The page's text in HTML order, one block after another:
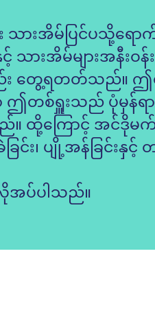
ားအိမ်ပြင်ပသို့ရေ
င့် သားအိမ်များအနီ
း တွေ့ရတတ်သည်။ ဤ
ဤတစ်ရှူးသည် ပုံမှန်
မည်။ ထို့ကြောင့် အင်
း၊ ပျို့အန်ခြင်းနှင့်
အပ်ပါသည်။